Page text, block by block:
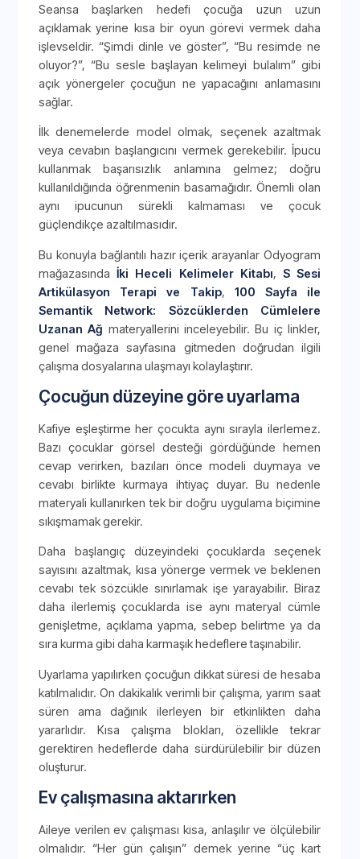
Seansa başlarken hedefi çocuğa uzun uzun
açıklamak yerine kısa bir oyun görevi vermek daha
işlevseldir. “Şimdi dinle ve göster”, “Bu resimde ne
oluyor?”, “Bu sesle başlayan kelimeyi bulalım” gibi
açık yönergeler çocuğun ne yapacağını anlamasını
sağlar.
İlk denemelerde model olmak, seçenek azaltmak
veya cevabın başlangıcını vermek gerekebilir. İpucu
kullanmak başarısızlık anlamına gelmez; doğru
kullanıldığında öğrenmenin basamağıdır. Önemli olan
aynı ipucunun sürekli kalmaması ve çocuk
güçlendikçe azaltılmasıdır.
Bu konuyla bağlantılı hazır içerik arayanlar Odyogram
mağazasındaİki Heceli Kelimeler Kitabı, S Sesi
Artikülasyon Terapi ve Takip, 100 Sayfa ile
Semantik Network: Sözcüklerden Cümlelere
Uzanan Ağ materyallerini inceleyebilir. Bu iç linkler,
genel mağaza sayfasına gitmeden doğrudan ilgili
çalışma dosyalarına ulaşmayı kolaylaştırır.
Çocuğun düzeyine göre uyarlama
Kafiye eşleştirme her çocukta aynı sırayla ilerlemez.
Bazı çocuklar görsel desteği gördüğünde hemen
cevap verirken, bazıları önce modeli duymaya ve
cevabı birlikte kurmaya ihtiyaç duyar. Bu nedenle
materyali kullanırken tek bir doğru uygulama biçimine
sıkışmamak gerekir.
Daha başlangıç düzeyindeki çocuklarda seçenek
sayısını azaltmak, kısa yönerge vermek ve beklenen
cevabı tek sözcükle sınırlamak işe yarayabilir. Biraz
daha ilerlemiş çocuklarda ise aynı materyal cümle
genişletme, açıklama yapma, sebep belirtme ya da
sıra kurma gibi daha karmaşık hedeflere taşınabilir.
Uyarlama yapılırken çocuğun dikkat süresi de hesaba
katılmalıdır. On dakikalık verimli bir çalışma, yarım saat
süren ama dağınık ilerleyen bir etkinlikten daha
yararlıdır. Kısa çalışma blokları, özellikle tekrar
gerektiren hedeflerde daha sürdürülebilir bir düzen
oluşturur.
Ev çalışmasına aktarırken
Aileye verilen ev çalışması kısa, anlaşılır ve ölçülebilir
olmalıdır. “Her gün çalışın” demek yerine “üç kart